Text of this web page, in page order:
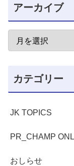
アーカイブ
カテゴリー
JK TOPICS
PR_CHAMP
おしらせ